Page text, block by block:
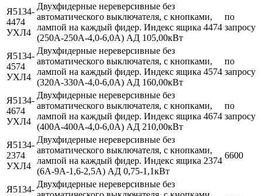
Я5134-
4474
УХЛ4
Двухфидерные нереверсивные без
автоматического выключателя, с кнопками,
лампой на каждый фидер. Индекс ящика 4474
(250А-250А-4,0-6,0А) АД 105,00кВт
по
запросу
Я5134-
4574
УХЛ4
Двухфидерные нереверсивные без
автоматического выключателя, с кнопками,
лампой на каждый фидер. Индекс ящика 4574
(320А-330А-4,0-6,0А) АД 160,00кВт
по
запросу
Я5134-
4674
УХЛ4
Двухфидерные нереверсивные без
автоматического выключателя, с кнопками,
лампой на каждый фидер. Индекс ящика 4674
(400А-400А-4,0-6,0А) АД 210,00кВт
по
запросу
Я5134-
2374
УХЛ4
Двухфидерные нереверсивные без
автоматического выключателя, с кнопками,
лампой на каждый фидер. Индекс ящика 2374
(6А-9А-1,6-2,5А) АД 0,75-1,1кВт
6600
Я5134-
Двухфидерные нереверсивные без